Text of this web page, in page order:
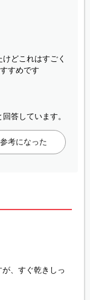
どこれはすごく
すめです
答しています。
参考になった
、すぐ乾きしっ